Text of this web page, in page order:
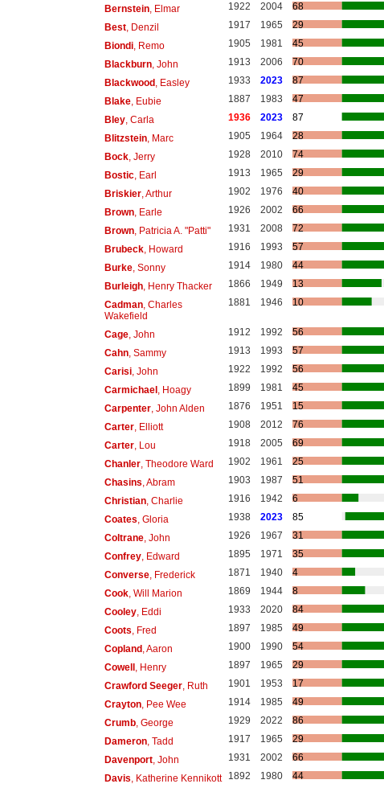
Bernstein, Elmar 1922 2004
68
Best, Denzil 1917 1965
29
Biondi, Remo 1905 1981
45
Blackburn, John 1913 2006
70
Blackwood, Easley 1933 2023
87
Blake, Eubie 1887 1983
47
Bley, Carla 1936 2023
87
Blitzstein, Marc 1905 1964
28
Bock, Jerry 1928 2010
74
Bostic, Earl 1913 1965
29
Briskier, Arthur 1902 1976
40
Brown, Earle 1926 2002
66
Brown, Patricia A. "Patti" 1931 2008
72
Brubeck, Howard 1916 1993
57
Burke, Sonny 1914 1980
44
Burleigh, Henry Thacker 1866 1949
13
Cadman, Charles
Wakefield
1881 1946 10
Cage, John 1912 1992
56
Cahn, Sammy 1913 1993
57
Carisi, John 1922 1992
56
Carmichael, Hoagy 1899 1981
45
Carpenter, John Alden 1876 1951
15
Carter, Elliott 1908 2012
76
Carter, Lou 1918 2005
69
Chanler, Theodore Ward 1902 1961
25
Chasins , Abram 1903 1987
51
Christian, Charlie 1916 1942
6
Coates , Gloria 1938 2023
85
Coltrane, John 1926 1967
31
Confrey, Edward 1895 1971
35
Converse, Frederick 1871 1940
4
Cook, Will Marion 1869 1944
8
Cooley, Eddi 1933 2020
84
Coots , Fred 1897 1985
49
Copland, Aaron 1900 1990
54
Cowell, Henry 1897 1965
29
Crawford Seeger, Ruth 1901 1953
17
Crayton, Pee Wee 1914 1985
49
Crumb, George 1929 2022
86
Dameron, Tadd 1917 1965
29
Davenport, John 1931 2002
66
Davis , Katherine Kennikott 1892 1980
44